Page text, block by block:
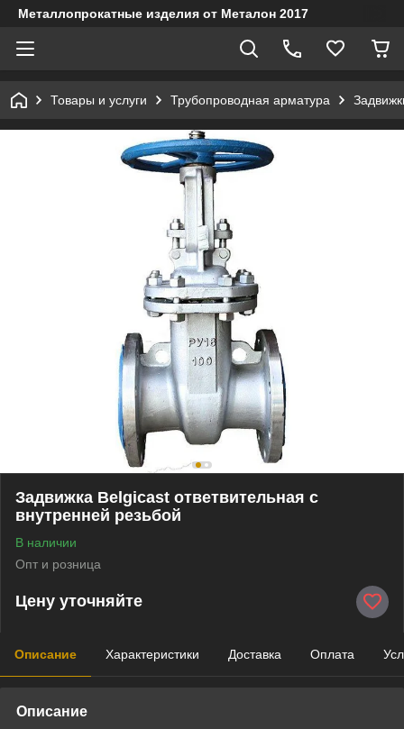
Металлопрокатные изделия от Металон 2017
Товары и услуги Трубопроводная арматура
Задвижка Belgicast ответвительная с
внутренней резьбой
В наличии
Опт и розница
Цену уточняйте
Описание Характеристики Доставка Оплата
Описание